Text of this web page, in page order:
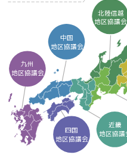
九州
地区協議会
近畿
地区協議
中国
地区協議会
四国
地区協議会
北陸信越
地区協議会